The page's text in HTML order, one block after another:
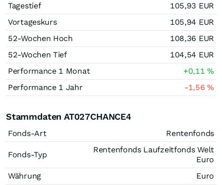
Tagestief 105,93 EUR
Vortageskurs
105,94 EUR
52-Wochen Hoch
108,36 EUR
52-Wochen Tief
104,54 EUR
Performance 1 Monat
+0,11%
Performance 1 Jahr
-1,56%
Stammdaten AT027CHANCE4
Fonds-Art Rentenfonds
Fonds-Typ
Rentenfonds Laufzeitfonds Welt
Euro
Währung
Euro